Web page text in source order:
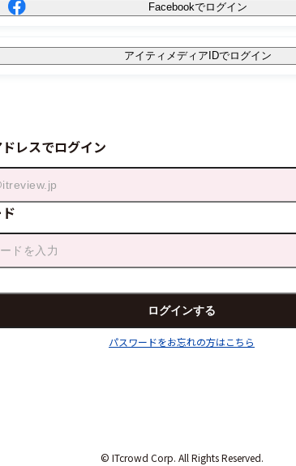
Facebookでログイン
アイティメディアIDでログイン
レスでログイン
パスワードをお忘れの方はこちら
© ITcrowd Corp. All Rights Reserved.